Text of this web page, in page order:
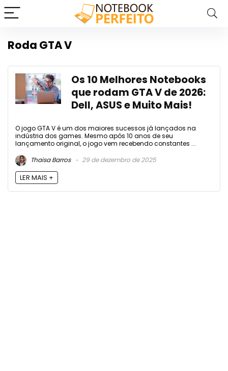
Roda GTA V
Os 10 Melhores Notebooks
que rodam GTA V de 2026:
Dell, ASUS e Muito Mais!
O jogo GTA V é um dos maiores sucessos já lançados na
indústria dos games. Mesmo após 10 anos de seu
lançamento original, o jogo vem recebendo constantes ...
Thaisa Barros
29 de dezembro de 2025
LER MAIS +